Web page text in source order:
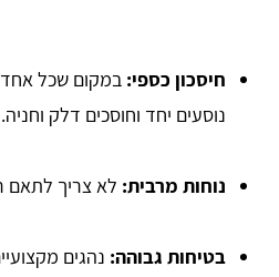
חיסכון כספי: במקום שכל אחד
נוסעים יחד וחוסכים דלק וחניה.
נוחות מרבית: לא צריך לתאם
בטיחות גבוהה: נהגים